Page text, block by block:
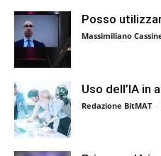
Posso
Massimiliano
Uso dell’IA in
Redazione BitMAT -